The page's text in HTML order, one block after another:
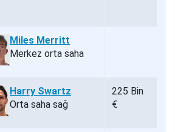
Miles Merritt
Merkez orta saha
Harry Swartz
Orta saha sağ
225 Bin
€